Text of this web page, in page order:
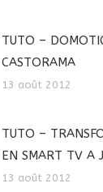
TUTO –
CASTORAMA
13 août 2012
TUTO –
EN SMART TV A
13 août 2012